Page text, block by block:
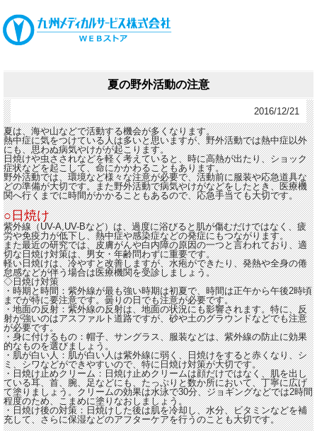
夏の野外活動の注意
2016/12/21
夏は、海や山などで活動する機会が多くなります。
熱中症に気をつけている人は多いと思いますが、野外活動では熱中症以外
にも、思わぬ病気やけがが起こります。
日焼けや虫さされなどを軽く考えていると、時に高熱が出たり、ショック
症状などを起こして、命にかかわることもあります。
野外活動では、環境など様々な注意が必要で、活動前に服装や応急道具な
どの準備が大切です。また野外活動で病気やけがなどをしたとき、医療機
関へ行くまでに時間がかかることもあるので、応急手当ても大切です。
○日焼け
紫外線（UV-A,UV-Bなど）は、過度に浴びると肌が傷むだけではなく、疲
労や免疫力が低下し、熱中症や感染症などの発症にもつながります。
また最近の研究では、皮膚がんや白内障の原因の一つと言われており、適
切な日焼け対策は、男女・年齢問わずに重要です。
軽い日焼けは、冷やすと改善しますが、水疱ができたり、発熱や全身の倦
怠感などが伴う場合は医療機関を受診しましょう。
◇日焼け対策
・時期と時間：紫外線が最も強い時期は初夏で、時間は正午から午後2時頃
までが特に要注意です。曇りの日でも注意が必要です。
・地面の反射：紫外線の反射は、地面の状況にも影響されます。特に、反
射が強いのはアスファルト道路ですが、砂や土のグラウンドなどでも注意
が必要です。
・身に付けるもの：帽子、サングラス、服装などは、紫外線の防止に効果
的なものを選びましょう。
・肌が白い人：肌が白い人は紫外線に弱く、日焼けをすると赤くなり、シ
ミ、シワなどができやすいので、特に日焼け対策が大切です。
・日焼け止めクリーム：日焼け止めクリームは顔だけではなく、肌を出し
ている耳、首、腕、足などにも、たっぷりと数か所において、丁寧に広げ
て塗りましょう。クリームの効果は水泳で30分、ジョギングなどでは2時間
程度のため、こまめに塗りなおしましょう。
・日焼け後の対策：日焼けした後は肌を冷却し、水分、ビタミンなどを補
充して、さらに保湿などのアフターケアを行うのことも大切です。